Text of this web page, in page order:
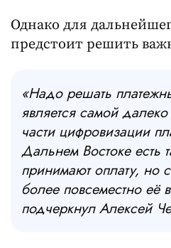
Однако для
предстоит решить
«Надо решать
является самой
части цифровизации
Дальнем Востоке есть
принимают оплату, но
более повсеместно её
подчеркнул Алексей